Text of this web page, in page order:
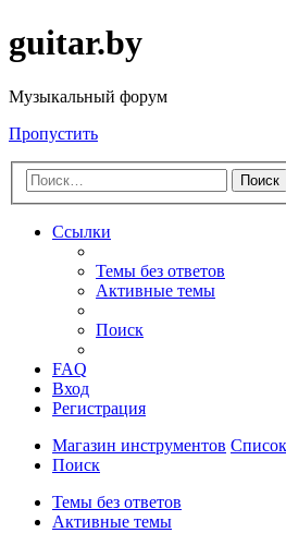
guitar.by
Музыкальный форум
Пропустить
Поиск
Ссылки
Темы без ответов
Активные темы
Поиск
FAQ
Вход
Регистрация
Магазин инструментов
Поиск
Темы без ответов
Активные темы